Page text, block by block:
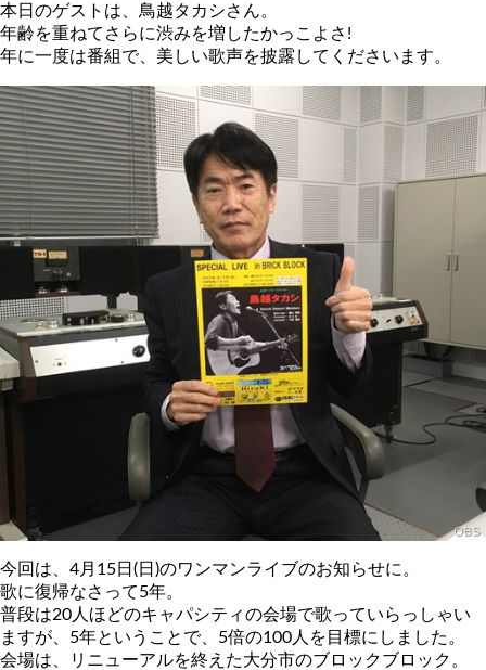
本日のゲストは、鳥越タカシさん。
年齢を重ねてさらに渋みを増したかっこよさ!
年に一度は番組で、美しい歌声を披露してくださいます。
今回は、4月15日(日)のワンマンライブのお知らせに。
歌に復帰なさって5年。
普段は20人ほどのキャパシティの会場で歌っていらっしゃい
ますが、5年ということで、5倍の100人を目標にしました。
会場は、リニューアルを終えた大分市のブロックブロック。